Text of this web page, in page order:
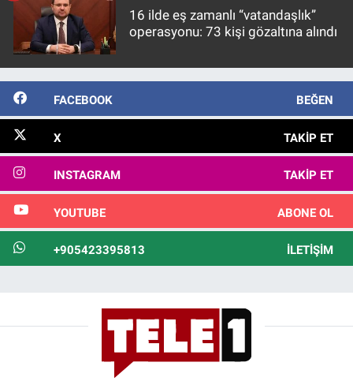
16 ilde eş zamanlı “vatandaşlık”
operasyonu: 73 kişi gözaltına alındı
FACEBOOK BEĞEN
X TAKIP ET
INSTAGRAM TAKIP ET
YOUTUBE ABONE OL
+905423395813 İLETIŞIM